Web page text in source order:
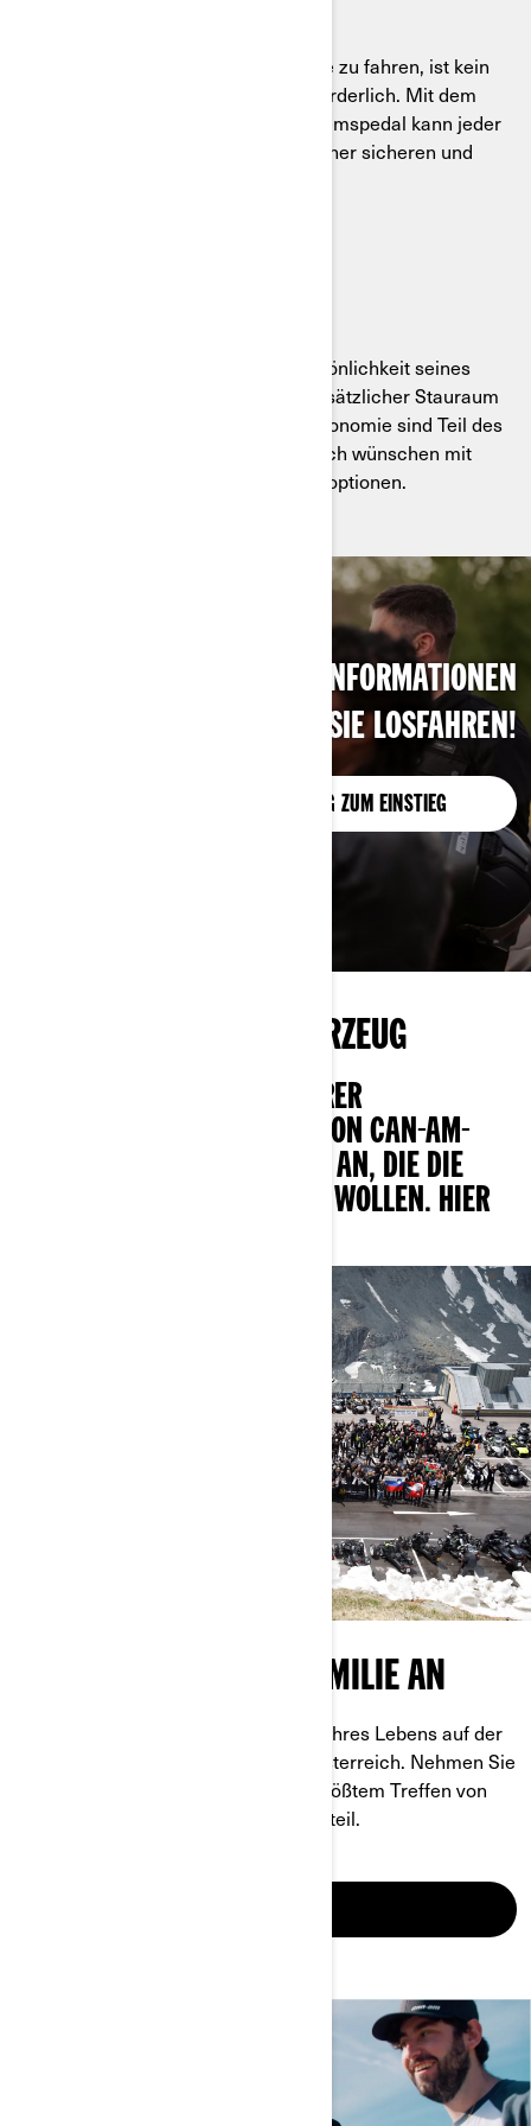
Um unsere Can-Am 3-Rad-Fahrzeuge zu fahren, ist kein
teurer Motorradführerschein (A) erforderlich. Mit dem
kupplungsfreien Getriebe und Fußbremspedal kann jeder
schnell und einfach in den Genuss einer sicheren und
Jeder Can-Am passt sich an die Persönlichkeit seines
Fahrers an. Neue Karosserieteile, zusätzlicher Stauraum
oder ein Update für eine bessere Ergonomie sind Teil des
Erlebnisses. Fahren Sie wie Sie es sich wünschen mit
unzähligen verfügbaren Anpassungsoptionen.
DIE WICHTIGSTEN INFORMATIONEN
ONLINE BEVOR SIE LOSFAHREN!
BLOG ZUM EINSTIEG
MEHR ALS NUR EIN FAHRZEUG
SCHLIESSEN SIE SICH UNSERER V
IELFÄLTIGEN COMMUNITY VON CAN-AM-F
AHRERN UNC FAHRERINNEN AN, DIE DIE S
TRASSE FÜR JEDEN ÖFFNEN WOLLEN. HIER GE
SCHLIESSE DICH DER FAMILIE AN
Machen Sie sich bereit für die Fahrt Ihres Lebens auf der
Großglockner Hochalpenstraße in Österreich. Nehmen Sie
vom 6. bis 8. Juni 2024 an Europas größtem Treffen von
Can-Am Spyder und Ryker Besitzern teil.